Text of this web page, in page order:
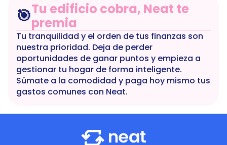
🎯Tu edificio cobra, Neat te
premia
Tu tranquilidad y el orden de tus finanzas son
nuestra prioridad. Deja de perder
oportunidades de ganar puntos y empieza a
gestionar tu hogar de forma inteligente.
Súmate a la comodidad y paga hoy mismo tus
gastos comunes con Neat.